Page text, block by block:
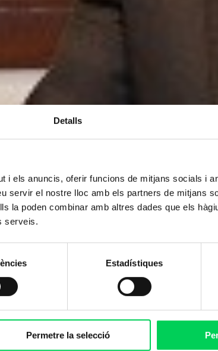
Detalls
i els anuncis, oferir funcions de mitjans socials i
servir el nostre lloc amb els partners de mitjans
la poden combinar amb altres dades que els
serveis.
Estadístiques
Permetre la selecció